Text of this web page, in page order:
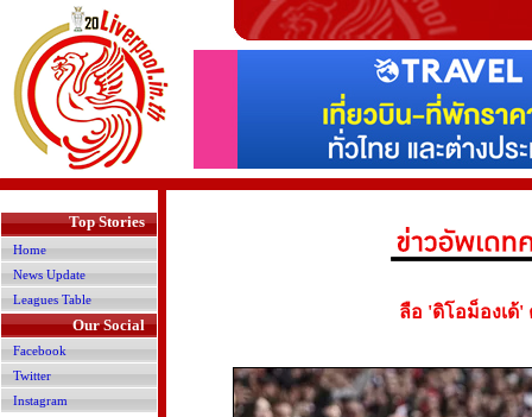
Top Stories
Home
News Update
Leagues Table
Our Social
Facebook
Twitter
Instagram
ลือ 'ดิโอม็องเด้'